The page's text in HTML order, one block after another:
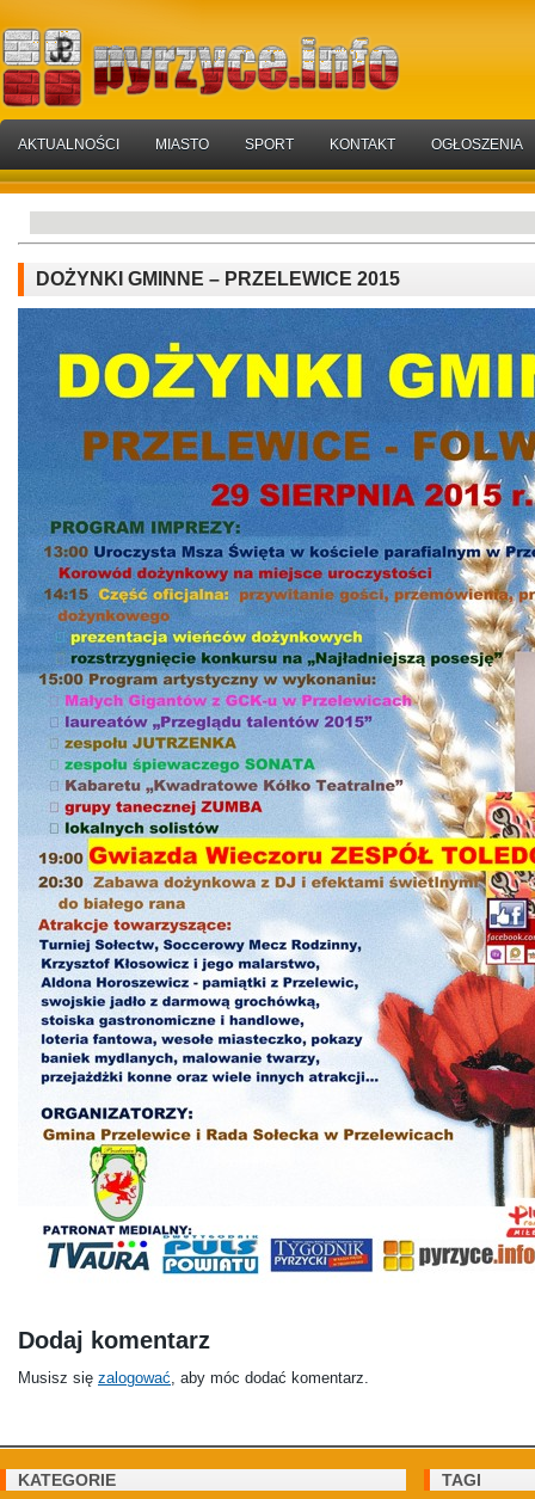
AKTUALNOŚCI MIASTO SPORT KONTAKT OGŁOSZENIA
DOŻYNKI GMINNE – PRZELEWICE 2015
Dodaj komentarz
Musisz się zalogować , aby móc dodać komentarz.
KATEGORIE TAGI